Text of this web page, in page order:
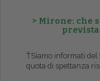
> Mirone: che
ŤSiamo informati
quota di spettanza